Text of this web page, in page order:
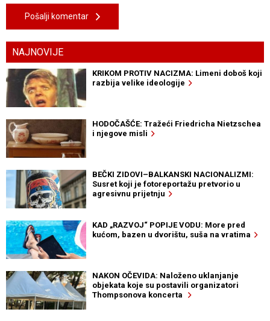
Pošalji komentar
NAJNOVIJE
KRIKOM PROTIV NACIZMA: Limeni doboš koji
razbija velike ideologije
HODOČAŠĆE: Tražeći Friedricha Nietzschea
i njegove misli
BEČKI ZIDOVI–BALKANSKI NACIONALIZMI:
Susret koji je fotoreportažu pretvorio u
agresivnu prijetnju
KAD „RAZVOJ“ POPIJE VODU: More pred
kućom, bazen u dvorištu, suša na vratima
NAKON OČEVIDA: Naloženo uklanjanje
objekata koje su postavili organizatori
Thompsonova koncerta